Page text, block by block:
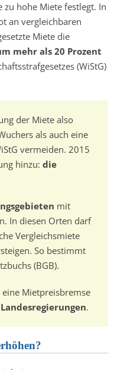
zu hohe Miete festlegt. In
an vergleichbaren
Miete die
mehr als 20 Prozent
(WiStG)
der Miete also
als auch eine
vermeiden. 2015
hinzu: die
mit
In diesen Orten darf
Vergleichsmiete
So bestimmt
(BGB).
Mietpreisbremse
.